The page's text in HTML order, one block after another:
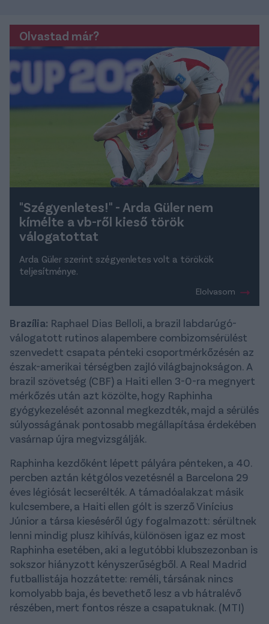
Olvastad már?
"Szégyenletes!" - Arda Güler nem
kímélte a vb-ről kieső török
válogatottat
Arda Güler szerint szégyenletes volt a törökök
teljesítménye.
Elolvasom
Brazília: Raphael Dias Belloli, a brazil labdarúgó-
válogatott rutinos alapembere combizomsérülést
szenvedett csapata pénteki csoportmérkőzésén az
észak-amerikai térségben zajló világbajnokságon. A
brazil szövetség (CBF) a Haiti ellen 3-0-ra megnyert
mérkőzés után azt közölte, hogy Raphinha
gyógykezelését azonnal megkezdték, majd a sérülés
súlyosságának pontosabb megállapítása érdekében
vasárnap újra megvizsgálják.
Raphinha kezdőként lépett pályára pénteken, a 40.
percben aztán kétgólos vezetésnél a Barcelona 29
éves légiósát lecserélték. A támadóalakzat másik
kulcsembere, a Haiti ellen gólt is szerző Vinícius
Júnior a társa kieséséről úgy fogalmazott: sérültnek
lenni mindig plusz kihívás, különösen igaz ez most
Raphinha esetében, aki a legutóbbi klubszezonban is
sokszor hiányzott kényszerűségből. A Real Madrid
futballistája hozzátette: reméli, társának nincs
komolyabb baja, és bevethető lesz a vb hátralévő
részében, mert fontos része a csapatuknak. (MTI)